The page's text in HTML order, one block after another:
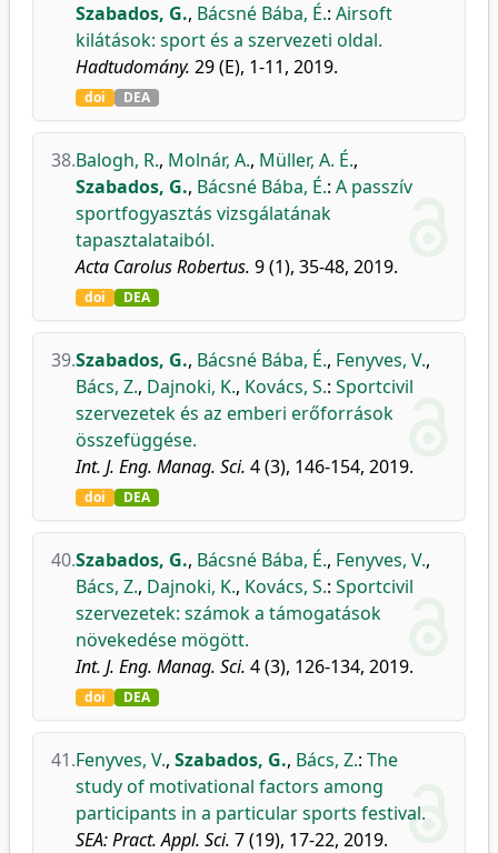
Szabados, G., Bácsné Bába, É.: Airsoft
kilátások: sport és a szervezeti oldal.
Hadtudomány. 29 (E), 1-11, 2019.
doi DEA
38.Balogh, R., Molnár, A., Müller, A. É.,
Szabados, G., Bácsné Bába, É.: A passzív
sportfogyasztás vizsgálatának
tapasztalataiból.
Acta Carolus Robertus. 9 (1), 35-48, 2019.
doi DEA
39.Szabados, G., Bácsné Bába, É., Fenyves, V.,
Bács, Z., Dajnoki, K., Kovács, S.: Sportcivil
szervezetek és az emberi erőforrások
összefüggése.
Int. J. Eng. Manag. Sci. 4 (3), 146-154, 2019.
doi DEA
40.Szabados, G., Bácsné Bába, É., Fenyves, V.,
Bács, Z., Dajnoki, K., Kovács, S.: Sportcivil
szervezetek: számok a támogatások
növekedése mögött.
Int. J. Eng. Manag. Sci. 4 (3), 126-134, 2019.
doi DEA
41.Fenyves, V., Szabados, G., Bács, Z.: The
study of motivational factors among
participants in a particular sports festival.
SEA: Pract. Appl. Sci. 7 (19), 17-22, 2019.